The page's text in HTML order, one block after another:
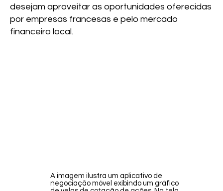
desejam aproveitar as oportunidades oferecidas
por empresas francesas e pelo mercado
financeiro local.
A imagem ilustra um aplicativo de
negociação móvel exibindo um gráfico